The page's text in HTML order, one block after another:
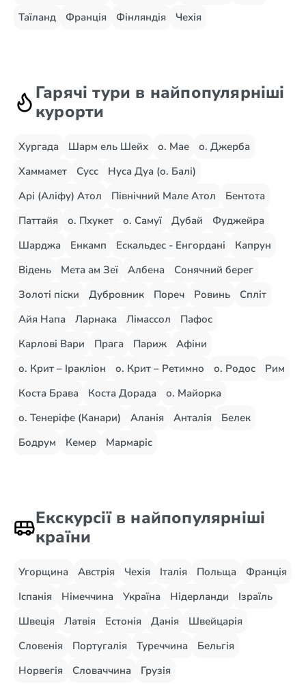
Таїланд
Франція Фінляндія Чехія
Гарячі тури в найпопулярніші
курорти
Хургада Шарм ель Шейх о. Мае
о. Джерба
Хаммамет
Сусс
Нуса Дуа (о. Балі)
Арі (Аліфу) Атол
Північний Мале Атол
Бентота
Паттайя
о. Пхукет о. Самуї Дубай
Фуджейра
Шарджа
Енкамп Ескальдес - Енгордані
Капрун
Відень
Мета ам Зеї Албена
Сонячний берег
Золоті піски
Дубровник Пореч Ровинь
Спліт
Айя Напа
Ларнака Лімассол
Пафос
Карлові Вари
Прага Париж
Афіни
о. Крит – Іракліон
о. Крит – Ретимно о. Родос
Рим
Коста Брава
Коста Дорада
о. Майорка
о. Тенеріфе (Канари)
Аланія Анталія
Белек
Бодрум
Кемер Мармаріс
Екскурсії в найпопулярніші
країни
Угорщина Австрія Чехія Італія Польща
Франція
Іспанія
Німеччина Україна Нідерланди
Ізраїль
Швеція
Латвія Естонія Данія
Швейцарія
Словенія
Португалія Туреччина
Бельгія
Норвегія
Словаччина Грузія